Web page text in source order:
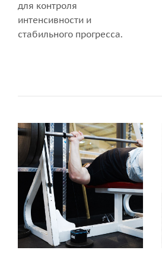
для контроля
интенсивности и
стабильного прогресса.